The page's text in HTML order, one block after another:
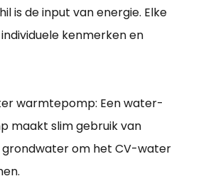
is de input van energie. Elke
kenmerken en
warmtepomp: Een water-
maakt slim gebruik van
om het CV-water